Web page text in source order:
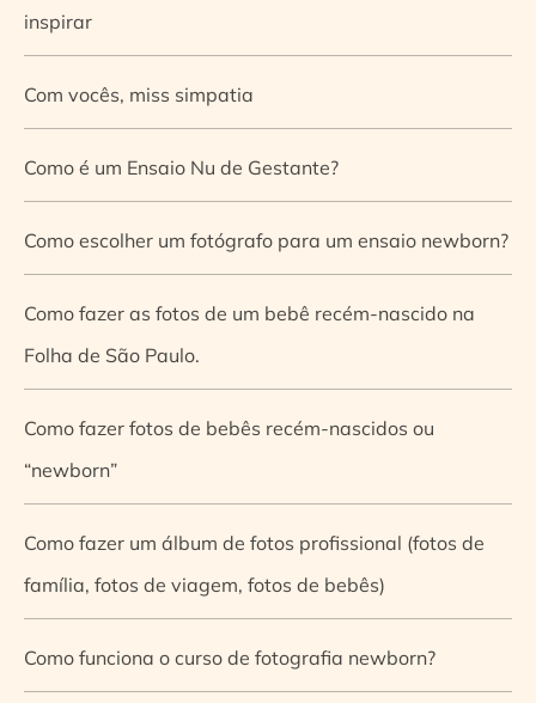
inspirar
Com vocês, miss simpatia
Como é um Ensaio Nu de Gestante?
Como escolher um fotógrafo para um ensaio newborn?
Como fazer as fotos de um bebê recém-nascido na
Folha de São Paulo.
Como fazer fotos de bebês recém-nascidos ou
“newborn”
Como fazer um álbum de fotos profissional (fotos de
família, fotos de viagem, fotos de bebês)
Como funciona o curso de fotografia newborn?